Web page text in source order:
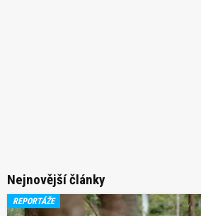
Nejnovější články
REPORTÁŽE